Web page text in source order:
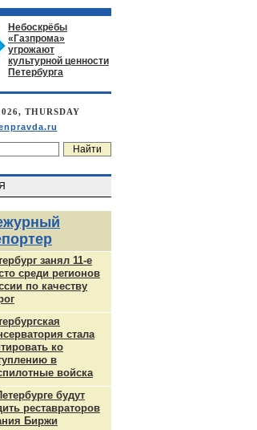
Небоскрёбы
«Газпрома»
угрожают
культурной ценности
Петербурга
THURSDAY
занял 11-е
среди регионов
по качеству
стала
ко
в
войска
будут
реставраторов
Биржи